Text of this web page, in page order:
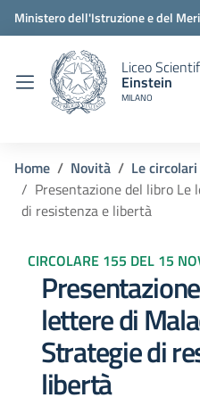
Ministero dell'Istruzione e del
Liceo
Einstein
MILANO
Home Novità
Le circolari
Presentazione del libro
di resistenza e libertà
CIRCOLARE 155 DEL 15
lettere di
Strategie di
libertà